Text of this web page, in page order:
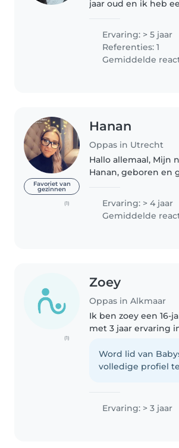
jaar oud en ik heb
Thailand, maar ik
Noorwegen
spreek ik Thai,
Ervaring: > 5 jaar
Referenties: 1
Gemiddelde
Favoriet van
gezinnen
(1)
Hanan
Oppas in Utrecht
Hallo allemaal, Mijn
Hanan, geboren en
ervaring in het
ZEER goede
vragen zijn.
Ervaring: > 4 jaar
Gemiddelde
(1)
Zoey
Oppas in Alkmaar
Ik ben zoey een 16-
met 3 jaar ervaring
kleuters en mijn
babys is nog niet
Word lid van
volledige profiel
Ervaring: > 3 jaar